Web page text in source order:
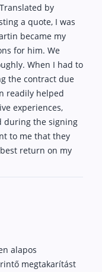
by
a quote, I was
became my
for him. We
When I had to
the contract due
readily helped
experiences,
during the signing
to me that they
return on my
alapos
megtakarítást